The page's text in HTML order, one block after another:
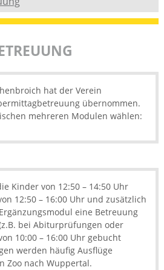
hat der Verein
übernommen.
mehreren Modulen wählen:
Kinder von 12:50 – 14:50 Uhr
12:50 – 16:00 Uhr und zusätzlich
eine Betreuung
bei Abiturprüfungen oder
10:00 – 16:00 Uhr gebucht
wer­den häufig Ausflüge
Zoo nach Wuppertal.